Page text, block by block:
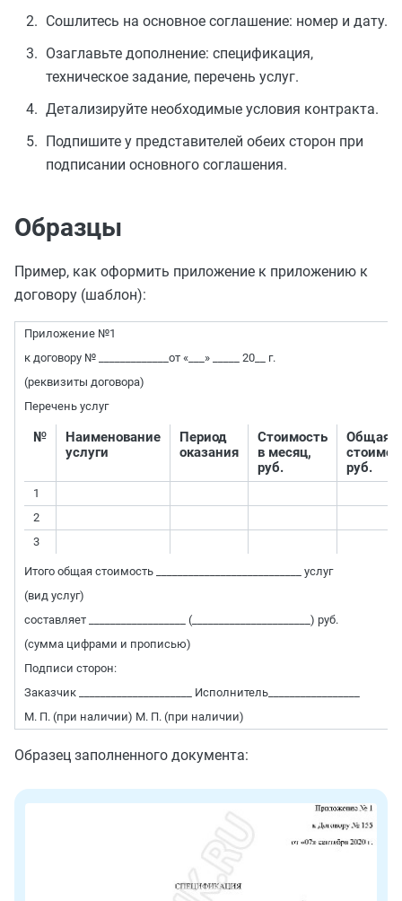
Сошлитесь на основное соглашение: номер и дату.
Озаглавьте дополнение: спецификация,
техническое задание, перечень услуг.
Детализируйте необходимые условия контракта.
Подпишите у представителей обеих сторон при
подписании основного соглашения.
Образцы
Пример, как оформить приложение к приложению к
договору (шаблон):
Приложение №1
к договору № _____________от «___» _____ 20__ г.
(реквизиты договора)
Перечень услуг
№
Наименование
услуги
Период
оказания
Стоимость
в месяц,
руб.
Общая
руб.
1
2
3
Итого общая стоимость ___________________________ услуг
(вид услуг)
составляет __________________ (______________________) руб.
(сумма цифрами и прописью)
Подписи сторон:
Заказчик _____________________ Исполнитель_________________
М. П. (при наличии) М. П. (при наличии)
Образец заполненного документа: